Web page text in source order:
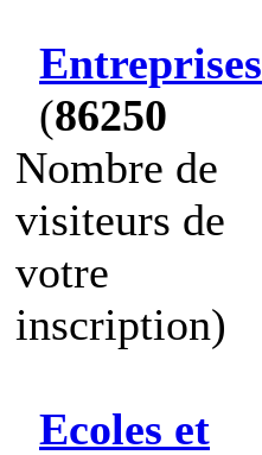
Entreprises
(86250
Nombre de
visiteurs de
votre
inscription)
Ecoles et